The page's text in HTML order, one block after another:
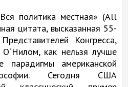
политика местная» (All
цитата, высказанная 55-
Конгресса,
как нельзя лучше
парадигмы американской
Сегодня США